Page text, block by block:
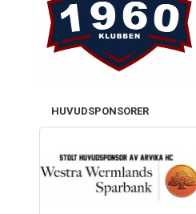
HUVUDSPONSORER